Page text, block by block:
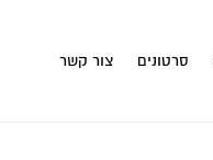
סרטונים צור קשר